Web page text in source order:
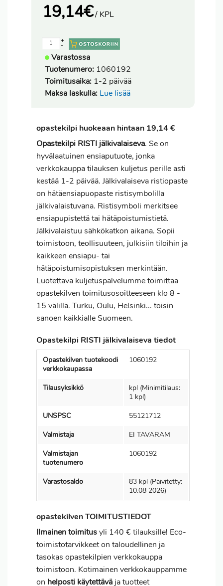
19,14€/ KPL
-
+
Varastossa
Tuotenumero: 1060192
Toimitusaika: 1-2 päivää
Maksa laskulla: Lue lisää
opastekilpi huokeaan hintaan 19,14 €
Opastekilpi RISTI jälkivalaiseva. Se on
hyvälaatuinen ensiaputuote, jonka
verkkokauppa tilauksen kuljetus perille asti
kestää 1-2 päivää. Jälkivalaiseva ristiopaste
on hätäensiapuopaste ristisymbolilla
jälkivalaistuvana. Ristisymboli merkitsee
ensiapupistettä tai hätäpoistumistietä.
Jälkivalaistuu sähkökatkon aikana. Sopii
toimistoon, teollisuuteen, julkisiin tiloihin ja
kaikkeen ensiapu- tai
hätäpoistumisopistuksen merkintään.
Luotettava kuljetuspalvelumme toimittaa
opastekilven toimitusosoitteeseen klo 8 -
15 välillä. Turku, Oulu, Helsinki... toisin
sanoen kaikkialle Suomeen.
Opastekilpi RISTI jälkivalaiseva tiedot
Opastekilven tuotekoodi
verkkokaupassa
1060192
Tilausyksikkö
kpl (Minimitilaus:
1 kpl)
UNSPSC
55121712
Valmistaja
EI TAVARAM
Valmistajan
tuotenumero
1060192
Varastosaldo
83 kpl (Päivitetty:
10.08 2026)
opastekilven TOIMITUSTIEDOT
Ilmainen toimitusyli 140 € tilauksille! Eco-
toimistotarvikkeet on taloudellinen ja
tasokas opastekilpien verkkokauppa
toimistoon. Kotimainen verkkokauppamme
on helposti käytettävä ja tuotteet